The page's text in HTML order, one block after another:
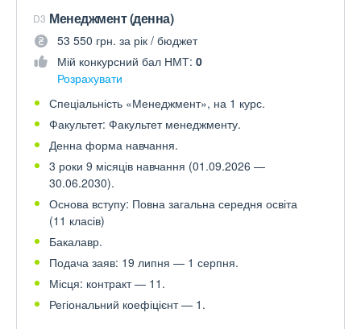
D3 Менеджмент (денна)
53 550 грн. за рік / бюджет
Мій конкурсний бал НМТ: 0
Розрахувати
Спеціальність «Менеджмент», на 1 курс.
Факультет: Факультет менеджменту.
Денна форма навчання.
3 роки 9 місяців навчання (01.09.2026 —
30.06.2030).
Основа вступу: Повна загальна середня освіта
(11 класів)
Бакалавр.
Подача заяв: 19 липня — 1 серпня.
Місця: контракт — 11.
Регіональний коефіцієнт — 1.